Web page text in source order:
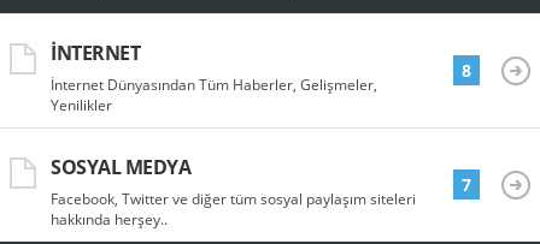
İNTERNET
İnternet Dünyasından Tüm Haberler, Gelişmeler,
Yenilikler
8
SOSYAL MEDYA
Facebook, Twitter ve diğer tüm sosyal paylaşım siteleri
hakkında herşey..
7